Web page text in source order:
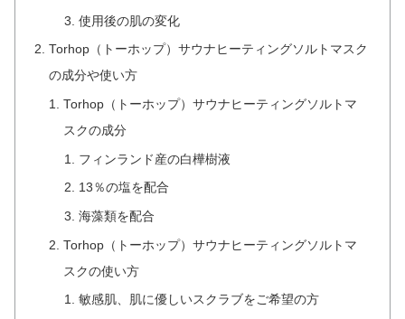
使用後の肌の変化
Torhop（トーホップ）サウナヒーティングソルトマスク
の成分や使い方
Torhop（トーホップ）サウナヒーティングソルトマ
スクの成分
フィンランド産の白樺樹液
13％の塩を配合
海藻類を配合
Torhop（トーホップ）サウナヒーティングソルトマ
スクの使い方
敏感肌、肌に優しいスクラブをご希望の方